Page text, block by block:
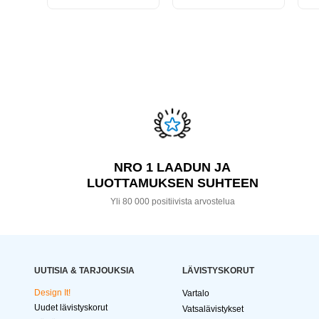
NRO 1 LAADUN JA
LUOTTAMUKSEN SUHTEEN
Yli 80 000 positiivista arvostelua
UUTISIA & TARJOUKSIA
Design It!
Uudet lävistyskorut
LÄVISTYSKORUT
Vartalo
Vatsalävistykset